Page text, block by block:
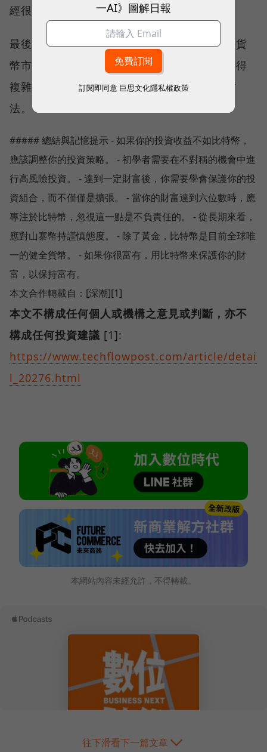
經很富有，投資比特幣是保持財富的途徑。
最後，如果你有 $100,000 並且剛剛進入加密貨
幣市場，只需要買一個比特幣。不要讓事情變得
複雜。這是以較低的成本永久躋身前 1% 的方
法。
##### 總結與記憶提示 - 如果你的投資收益不如比特幣，
應該調整你的投資策略。 - 初學者需要在不對稱的機會中進
行高風險投資。 - 達到一定財富後，你需要學會保護你的投
資組合，而不僅僅是擴張。 - 當你的財富達到六位數時，應
專注於比特幣，忽視這一點是不負責任的。 - 從長期來看，
應對山寨幣持謹慎態度。 - 除了黃金，比特幣是目前全球唯
一的健全貨幣。 - 如果你很富有，用比特幣來保護你的財
富，以保持富有。
本文合作轉載自：[深潮][1]
本文不構成任何個人或機構之意見或判斷，亦不
構成任何投資建議 [1]:
https://www.techflowpost.com/article/detai
l_20276.html
本網站內容未經允許，不得轉載。
往下滑看下一篇文章
一AI》圖解日報
訂閱即同意 巨思文化隱私權政策